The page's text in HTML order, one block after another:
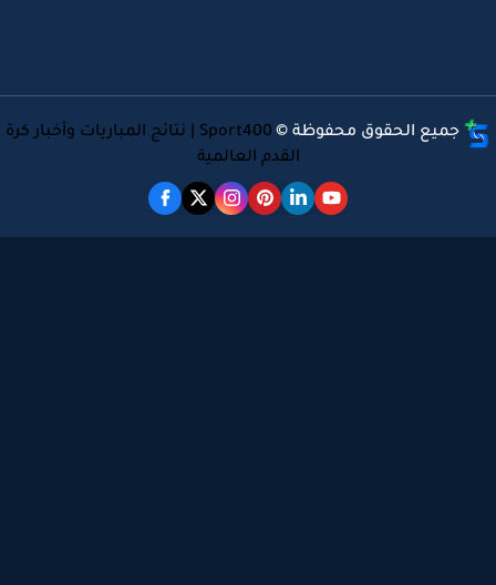
جميع الحقوق محفوظة ©
Sport400 | نتائج المباريات وأخبار كرة
القدم العالمية